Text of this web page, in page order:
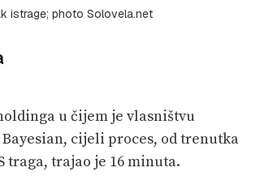
istrage; photo Solovela.net
u čijem je vlasništvu
cijeli proces, od trenutka
traga, trajao je 16 minuta.